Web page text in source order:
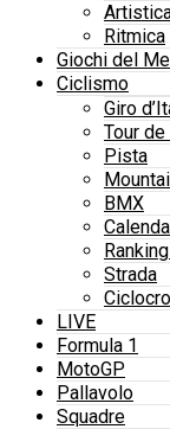
Ritmica
Giochi del
Ciclismo
Giro
Tour de
Pista
BMX
Strada
LIVE
Formula 1
MotoGP
Pallavolo
Squadre